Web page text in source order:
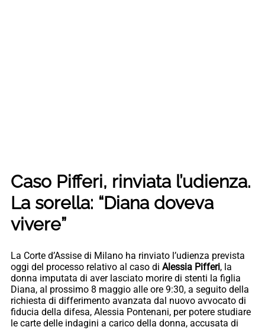
Caso Pifferi, rinviata l’udienza.
La sorella: “Diana doveva
vivere”
La Corte d’Assise di Milano ha rinviato l’udienza prevista
oggi del processo relativo al caso di Alessia Pifferi, la
donna imputata di aver lasciato morire di stenti la figlia
Diana, al prossimo 8 maggio alle ore 9:30, a seguito della
richiesta di differimento avanzata dal nuovo avvocato di
fiducia della difesa, Alessia Pontenani, per potere studiare
le carte delle indagini a carico della donna, accusata di